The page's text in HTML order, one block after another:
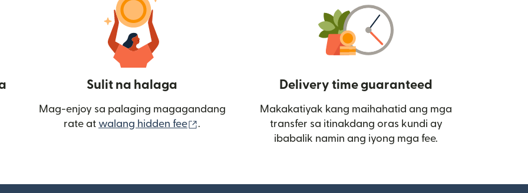
Sulit na halaga
Mag-enjoy sa palaging magagandang
rate at walang hidden fee (bubukas sa bagong window)
.
Delivery time guaranteed
Makakatiyak kang maihahatid ang mga
transfer sa itinakdang oras kundi ay
ibabalik namin ang iyong mga fee.